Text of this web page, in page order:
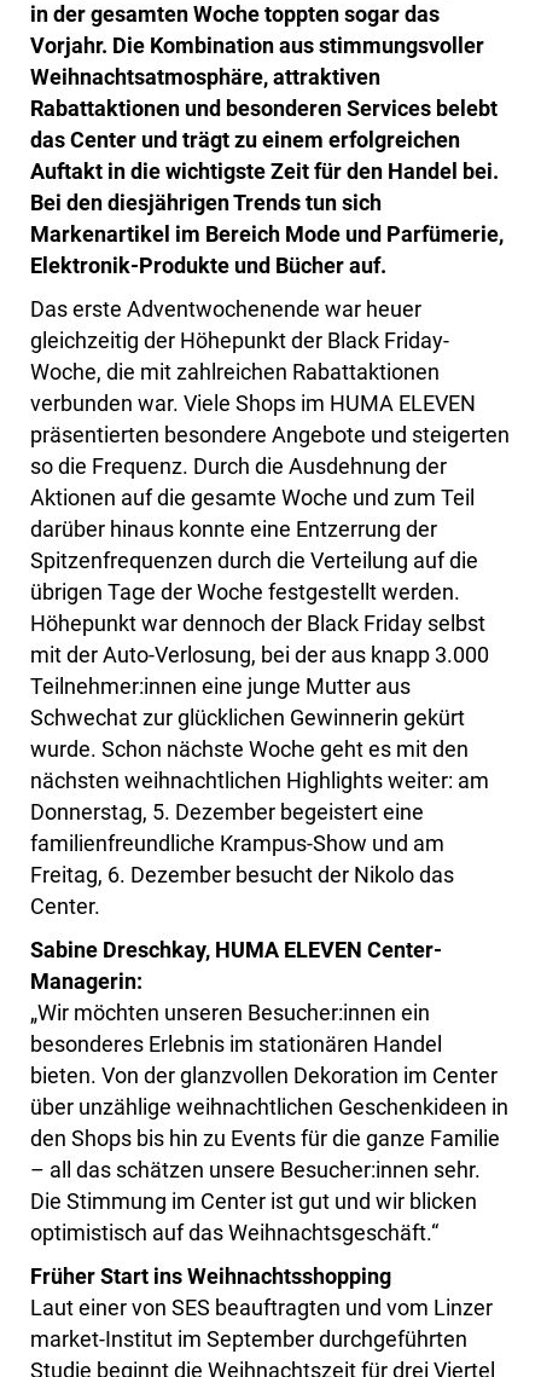
in der gesamten Woche toppten sogar das
Vorjahr. Die Kombination aus stimmungsvoller
Weihnachtsatmosphäre, attraktiven
Rabattaktionen und besonderen Services belebt
das Center und trägt zu einem erfolgreichen
Auftakt in die wichtigste Zeit für den Handel bei.
Bei den diesjährigen Trends tun sich
Markenartikel im Bereich Mode und Parfümerie,
Elektronik-Produkte und Bücher auf.
Das erste Adventwochenende war heuer
gleichzeitig der Höhepunkt der Black Friday-
Woche, die mit zahlreichen Rabattaktionen
verbunden war. Viele Shops im HUMA ELEVEN
präsentierten besondere Angebote und steigerten
so die Frequenz. Durch die Ausdehnung der
Aktionen auf die gesamte Woche und zum Teil
darüber hinaus konnte eine Entzerrung der
Spitzenfrequenzen durch die Verteilung auf die
übrigen Tage der Woche festgestellt werden.
Höhepunkt war dennoch der Black Friday selbst
mit der Auto-Verlosung, bei der aus knapp 3.000
Teilnehmer:innen eine junge Mutter aus
Schwechat zur glücklichen Gewinnerin gekürt
wurde. Schon nächste Woche geht es mit den
nächsten weihnachtlichen Highlights weiter: am
Donnerstag, 5. Dezember begeistert eine
familienfreundliche Krampus-Show und am
Freitag, 6. Dezember besucht der Nikolo das
Center.
Sabine Dreschkay, HUMA ELEVEN Center-
Managerin:
„Wir möchten unseren Besucher:innen ein
besonderes Erlebnis im stationären Handel
bieten. Von der glanzvollen Dekoration im Center
über unzählige weihnachtlichen Geschenkideen in
den Shops bis hin zu Events für die ganze Familie
– all das schätzen unsere Besucher:innen sehr.
Die Stimmung im Center ist gut und wir blicken
optimistisch auf das Weihnachtsgeschäft.“
Früher Start ins Weihnachtsshopping
Laut einer von SES beauftragten und vom Linzer
market-Institut im September durchgeführten
Studie beginnt die Weihnachtszeit für drei Viertel